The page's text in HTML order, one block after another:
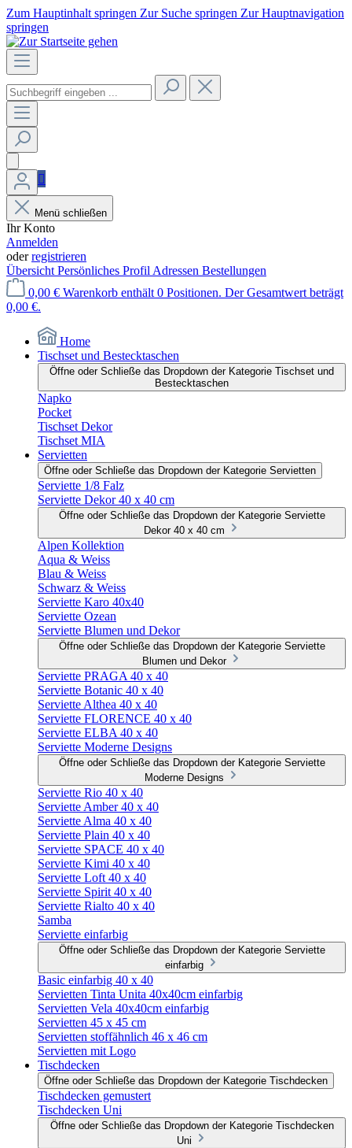
Zum Hauptinhalt springen Zur Suche springen Zur Hauptnavigation
springen
Menü schließen
Ihr Konto
Anmelden
oderregistrieren
Übersicht Persönliches Profil Adressen Bestellungen
0,00 € Warenkorb enthält 0 Positionen. Der Gesamtwert beträgt
0,00 €.
Home
Tischset und Bestecktaschen
Öffne oder Schließe das Dropdown der Kategorie Tischset und
Bestecktaschen
Napko
Pocket
Tischset Dekor
Tischset MIA
Servietten
Öffne oder Schließe das Dropdown der Kategorie Servietten
Serviette 1/8 Falz
Serviette Dekor 40 x 40 cm
Öffne oder Schließe das Dropdown der Kategorie Serviette
Dekor 40 x 40 cm
Alpen Kollektion
Aqua & Weiss
Blau & Weiss
Schwarz & Weiss
Serviette Karo 40x40
Serviette Ozean
Serviette Blumen und Dekor
Öffne oder Schließe das Dropdown der Kategorie Serviette
Blumen und Dekor
Serviette PRAGA 40 x 40
Serviette Botanic 40 x 40
Serviette Althea 40 x 40
Serviette FLORENCE 40 x 40
Serviette ELBA 40 x 40
Serviette Moderne Designs
Öffne oder Schließe das Dropdown der Kategorie Serviette
Moderne Designs
Serviette Rio 40 x 40
Serviette Amber 40 x 40
Serviette Alma 40 x 40
Serviette Plain 40 x 40
Serviette SPACE 40 x 40
Serviette Kimi 40 x 40
Serviette Loft 40 x 40
Serviette Spirit 40 x 40
Serviette Rialto 40 x 40
Samba
Serviette einfarbig
Öffne oder Schließe das Dropdown der Kategorie Serviette
einfarbig
Basic einfarbig 40 x 40
Servietten Tinta Unita 40x40cm einfarbig
Servietten Vela 40x40cm einfarbig
Servietten 45 x 45 cm
Servietten stoffähnlich 46 x 46 cm
Servietten mit Logo
Tischdecken
Öffne oder Schließe das Dropdown der Kategorie Tischdecken
Tischdecken gemustert
Tischdecken Uni
Öffne oder Schließe das Dropdown der Kategorie Tischdecken
Uni